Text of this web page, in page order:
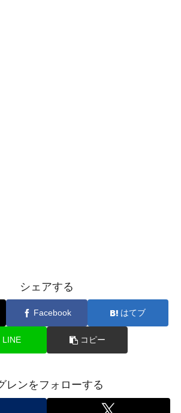
シェアする
Facebook はてブ
LINE コピー
レンをフォローする